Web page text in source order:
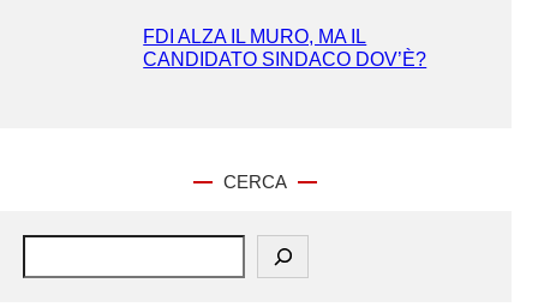
FDI ALZA IL MURO, MA IL
CANDIDATO SINDACO DOV’È?
CERCA
S